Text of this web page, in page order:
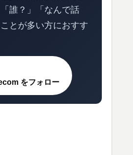
「誰？」「なんで話
とが多い方におすす
をフォロー